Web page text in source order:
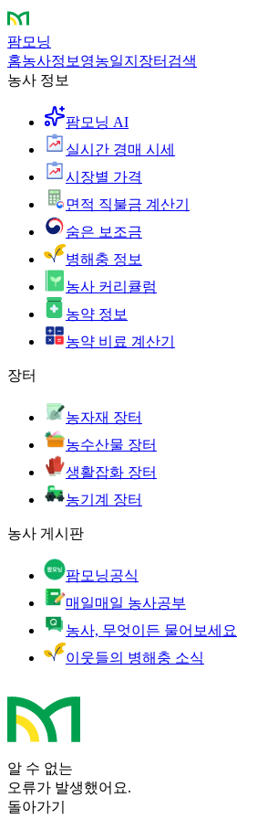
팜모닝
홈농사정보 영농일지 장터 검색
농사 정보
팜모닝 AI
실시간 경매 시세
시장별 가격
면적 직불금 계산기
숨은 보조금
병해충 정보
농사 커리큘럼
농약 정보
농약 비료 계산기
장터
농자재 장터
농수산물 장터
생활잡화 장터
농기계 장터
농사 게시판
팜모닝공식
매일매일 농사공부
농사, 무엇이든 물어보세요
이웃들의 병해충 소식
알 수 없는
오류가 발생했어요.
돌아가기